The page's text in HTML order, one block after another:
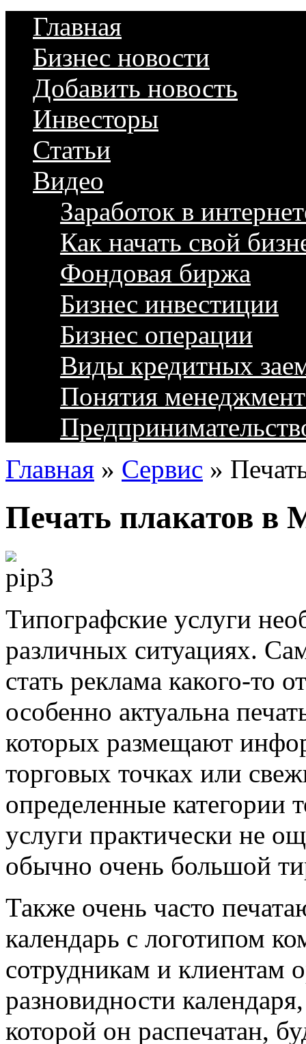
Главная
Бизнес новости
Добавить новость
Инвесторы
Статьи
Видео
Заработок в
Как начать свой
Фондовая биржа
Бизнес инвестиции
Бизнес операции
Виды кредитных
Понятия
Главная » Сервис »
Печать плакатов в
Типографские услуги
различных ситуациях.
стать реклама какого-то
особенно актуальна
которых размещают
торговых точках или
определенные категории
услуги практически не
обычно очень большой
Также очень часто
календарь с логотипом
сотрудникам и клиентам
разновидности
которой он распечатан,